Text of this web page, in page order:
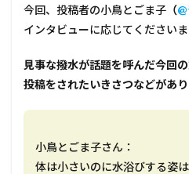
今回、投稿者の小鳥とごま子 （
インタビューに応じてくださいま
―――見事な撥水が話題を呼んだ今
投稿をされたいきさつなどがあ
小鳥とごま子さん：
体は小さいのに水浴びする姿